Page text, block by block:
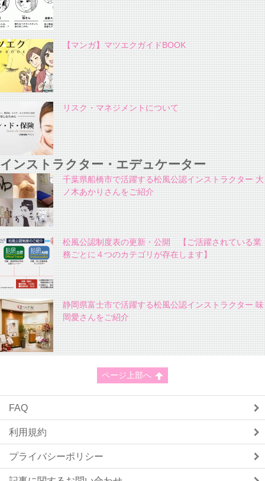
【マンガ】マツエクガイドBOOK
リスク・マネジメントについて
インストラクター・エデュケーター
千葉県船橋市で活躍する松風公認インストラクター 大
ノ木あかりさんをご紹介
松風公認制度表の更新・公開 【ご活躍されている業
務ごとに４つのカテゴリが存在します】
静岡県富士市で活躍する松風公認インストラクター 味
岡愛さんをご紹介
ページ上部へ
FAQ
利用規約
プライバシーポリシー